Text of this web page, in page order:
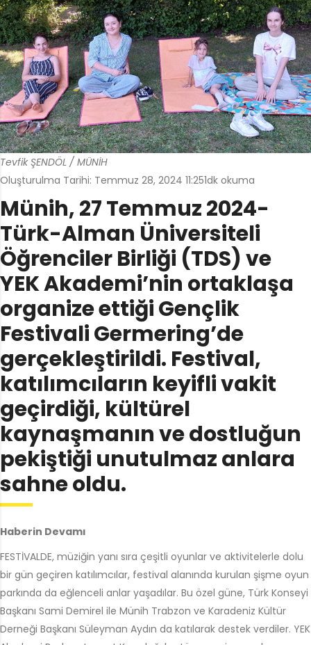
Tevfik ŞENDÖL / MÜNİH
Oluşturulma Tarihi: Temmuz 28, 2024 11:251dk okuma
Münih, 27 Temmuz 2024-
Türk-Alman Üniversiteli
Öğrenciler Birliği (TDS) ve
YEK Akademi’nin ortaklaşa
organize ettiği Gençlik
Festivali Germering’de
gerçekleştirildi. Festival,
katılımcıların keyifli vakit
geçirdiği, kültürel
kaynaşmanın ve dostluğun
pekiştiği unutulmaz anlara
sahne oldu.
Haberin Devamı
FESTİVALDE, müziğin yanı sıra çeşitli oyunlar ve aktivitelerle dolu
bir gün geçiren katılımcılar, festival alanında kurulan şişme oyun
parkında da eğlenceli anlar yaşadılar. Bu özel güne, Türk Konseyi
Başkanı Sami Demirel ile Münih Trabzon ve Karadeniz Kültür
Derneği Başkanı Süleyman Aydın da katılarak destek verdiler. YEK